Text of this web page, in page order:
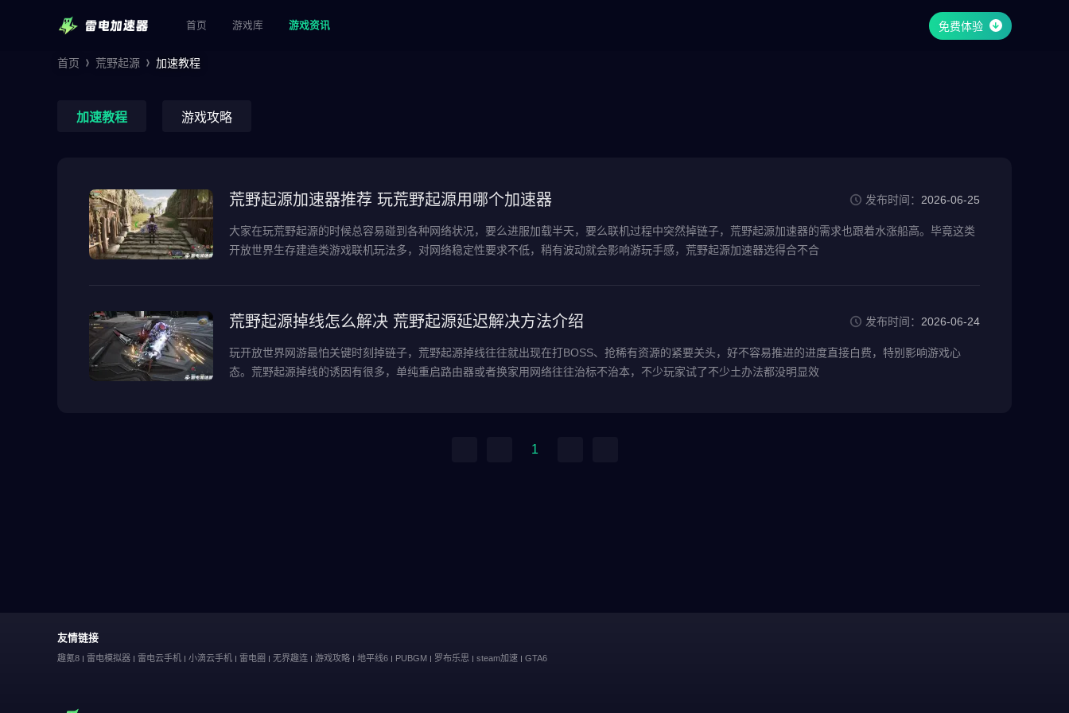
首页 游戏库 游戏资讯 免费体验
首页 荒野起源 加速教程
加速教程 游戏攻略
荒野起源加速器推荐 玩荒野起源用哪个加速器 发布时间： 2026-06-25
大家在玩荒野起源的时候总容易碰到各种网络状况，要么进服加载半天，要么联机过程中突然掉链子，荒野起源加速器的需求也跟着水涨船高。毕竟这类
开放世界生存建造类游戏联机玩法多，对网络稳定性要求不低，稍有波动就会影响游玩手感，荒野起源加速器选得合不合
荒野起源掉线怎么解决 荒野起源延迟解决方法介绍 发布时间： 2026-06-24
玩开放世界网游最怕关键时刻掉链子，荒野起源掉线往往就出现在打BOSS、抢稀有资源的紧要关头，好不容易推进的进度直接白费，特别影响游戏心
态。荒野起源掉线的诱因有很多，单纯重启路由器或者换家用网络往往治标不治本，不少玩家试了不少土办法都没明显效
1
友情链接
趣氪8 雷电模拟器 雷电云手机 小滴云手机 雷电圈 无界趣连 游戏攻略 地平线6 PUBGM 罗布乐思 steam加速 GTA6